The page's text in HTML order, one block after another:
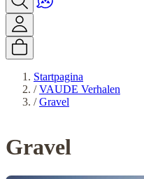
Startpagina
/ VAUDE Verhalen
/ Gravel
Gravel